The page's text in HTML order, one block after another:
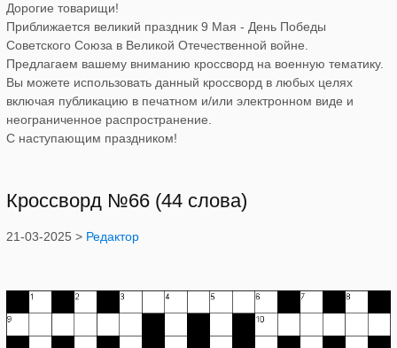
Дорогие товарищи!
Приближается великий праздник 9 Мая - День Победы
Советского Союза в Великой Отечественной войне.
Предлагаем вашему вниманию кроссворд на военную тематику.
Вы можете использовать данный кроссворд в любых целях
включая публикацию в печатном и/или электронном виде и
неограниченное распространение.
С наступающим праздником!
Кроссворд №66 (44 слова)
21-03-2025 > Редактор